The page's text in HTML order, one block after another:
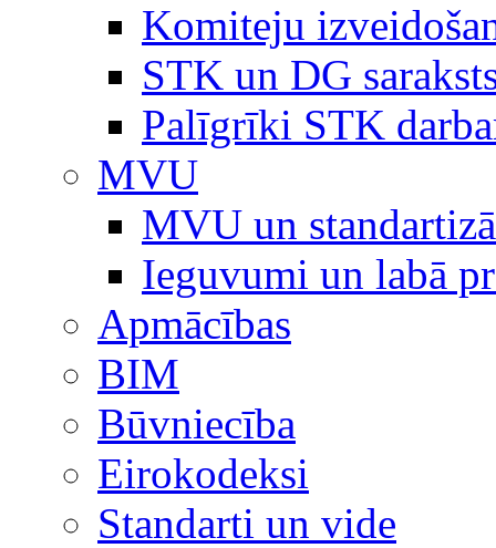
Komiteju
STK un DG
Palīgrīki STK
MVU
MVU un
Ieguvumi un labā
Apmācības
BIM
Būvniecība
Eirokodeksi
Standarti un vide